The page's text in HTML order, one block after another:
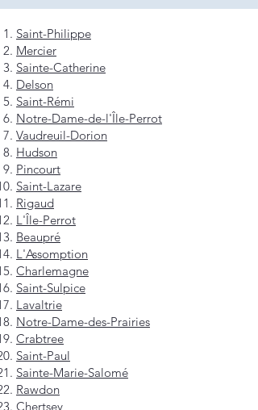
Saint-Philippe
Mercier
Sainte-Catherine
Delson
Saint-Rémi
Notre-Dame-de-l'Île-Perrot
Vaudreuil-Dorion
Hudson
Pincourt
Saint-Lazare
Rigaud
L'Île-Perrot
Beaupré
L'Assomption
Charlemagne
Saint-Sulpice
Lavaltrie
Notre-Dame-des-Prairies
Crabtree
Saint-Paul
Sainte-Marie-Salomé
Rawdon
Chertsey